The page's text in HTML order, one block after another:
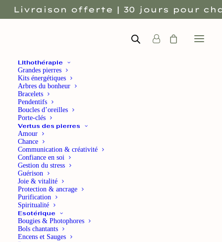
Livraison offerte | 30 jours pour
Lithothérapie
Grandes pierres
Kits énergétiques
Arbres du bonheur
Bracelets
Pendentifs
Boucles d’oreilles
Porte-clés
Vertus des pierres
Amour
Chance
Communication & créativité
Confiance en soi
Gestion du stress
Guérison
Joie & vitalité
Protection & ancrage
Purification
Spiritualité
Esotérique
Bougies & Photophores
Bols chantants
Encens et Sauges
Fiches pierres naturelles
Fiche pierre
naturelle Quartz
Rutile